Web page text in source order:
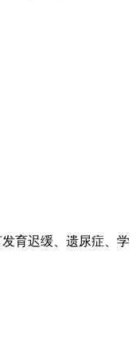
育迟缓、遗尿症、学